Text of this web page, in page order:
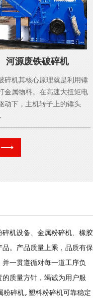
河源废铁破碎机
碎机其核心原理就是利用锤
金属物料。在高速大扭矩电
动下，主机转子上的锤头
机设备、金属粉碎机、橡胶
。产品质量上乘，品质有保
一贯遵循对每一道工序负
质量方针，竭诚为用户服
碎机,塑料粉碎机可靠稳定